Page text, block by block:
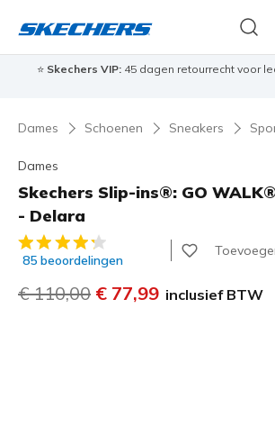
⭐ Skechers VIP:45 dagen retourrecht voor
Dames Schoenen Sneakers
Dames
Skechers Slip-ins®: GO
- Delara
4,5 van de 5 klantbeoordelingen
85 beoordelingen
Prijs verlaagd van
€ 110,00 naar
€ 77,99 inclusief BTW